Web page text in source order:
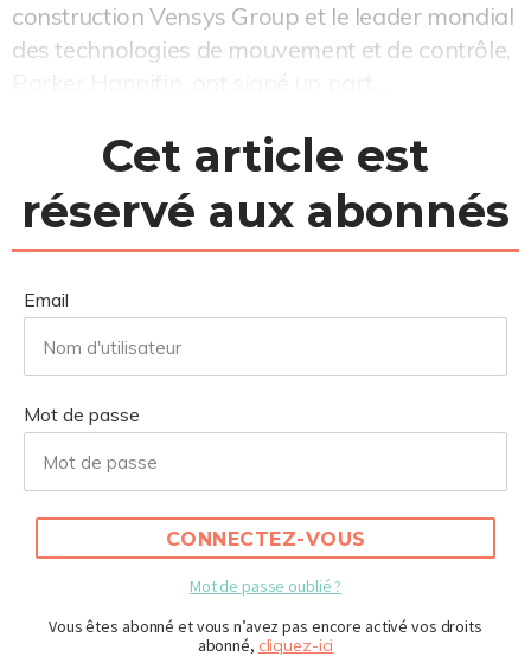
construction Vensys Group et le leader mondial
des technologies de mouvement et de contrôle,
Cet article est
réservé aux abonnés
Email
Mot de passe
CONNECTEZ-VOUS
Mot de passe oublié ?
Vous êtes abonné et vous n’avez pas encore activé vos droits
abonné, cliquez-ici